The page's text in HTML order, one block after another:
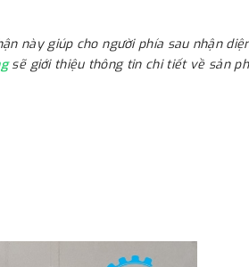
này giúp cho người phía sau nhận
sẽ giới thiệu thông tin chi tiết về sản